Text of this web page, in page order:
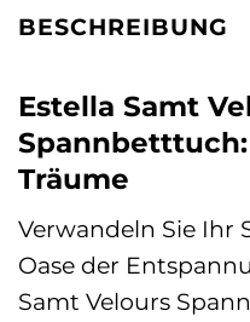
BESCHREIBUNG
Estella Samt
Träume
Verwandeln Sie Ihr
Oase der
Samt Velours